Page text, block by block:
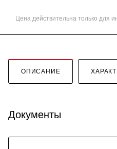
Цена действительна только для
ОПИСАНИЕ
Документы